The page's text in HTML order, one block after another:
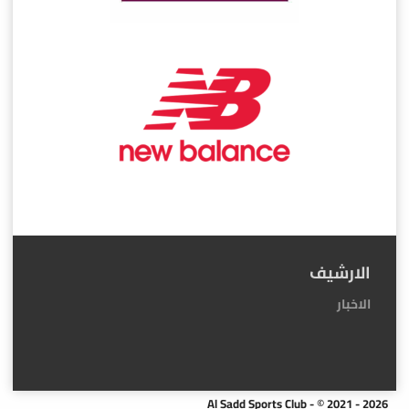
الارشيف
الاخبار
Al Sadd Sports Club - © 2021 - 2026